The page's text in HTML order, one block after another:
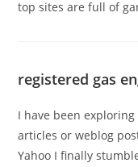
top sites are full of
registered gas
I have been
articles or weblog
Yahoo I finally